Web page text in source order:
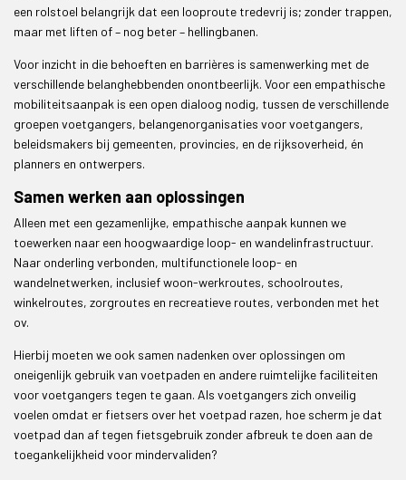
een rolstoel belangrijk dat een looproute tredevrij is; zonder trappen,
maar met liften of – nog beter – hellingbanen.
Voor inzicht in die behoeften en barrières is samenwerking met de
verschillende belanghebbenden onontbeerlijk. Voor een empathische
mobiliteitsaanpak is een open dialoog nodig, tussen de verschillende
groepen voetgangers, belangenorganisaties voor voetgangers,
beleidsmakers bij gemeenten, provincies, en de rijksoverheid, én
planners en ontwerpers.
Samen werken aan oplossingen
Alleen met een gezamenlijke, empathische aanpak kunnen we
toewerken naar een hoogwaardige loop- en wandelinfrastructuur.
Naar onderling verbonden, multifunctionele loop- en
wandelnetwerken, inclusief woon-werkroutes, schoolroutes,
winkelroutes, zorgroutes en recreatieve routes, verbonden met het
ov.
Hierbij moeten we ook samen nadenken over oplossingen om
oneigenlijk gebruik van voetpaden en andere ruimtelijke faciliteiten
voor voetgangers tegen te gaan. Als voetgangers zich onveilig
voelen omdat er fietsers over het voetpad razen, hoe scherm je dat
voetpad dan af tegen fietsgebruik zonder afbreuk te doen aan de
toegankelijkheid voor mindervaliden?